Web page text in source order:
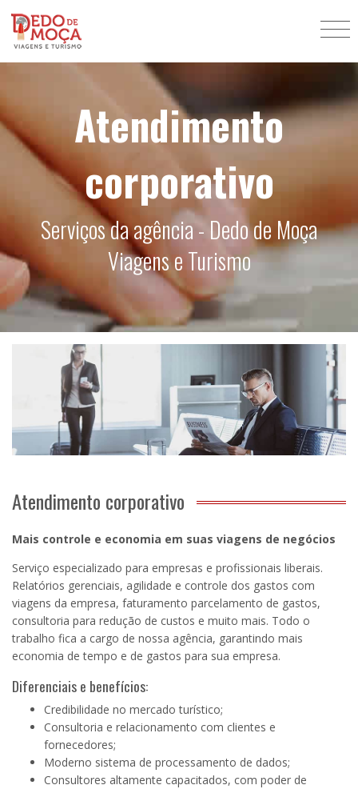
Atendimento
corporativo
Serviços da agência - Dedo de Moça
Viagens e Turismo
Atendimento corporativo
Mais controle e economia em suas viagens de negócios
Serviço especializado para empresas e profissionais liberais.
Relatórios gerenciais, agilidade e controle dos gastos com
viagens da empresa, faturamento parcelamento de gastos,
consultoria para redução de custos e muito mais. Todo o
trabalho fica a cargo de nossa agência, garantindo mais
economia de tempo e de gastos para sua empresa.
Diferenciais e benefícios:
Credibilidade no mercado turístico;
Consultoria e relacionamento com clientes e
fornecedores;
Moderno sistema de processamento de dados;
Consultores altamente capacitados, com poder de